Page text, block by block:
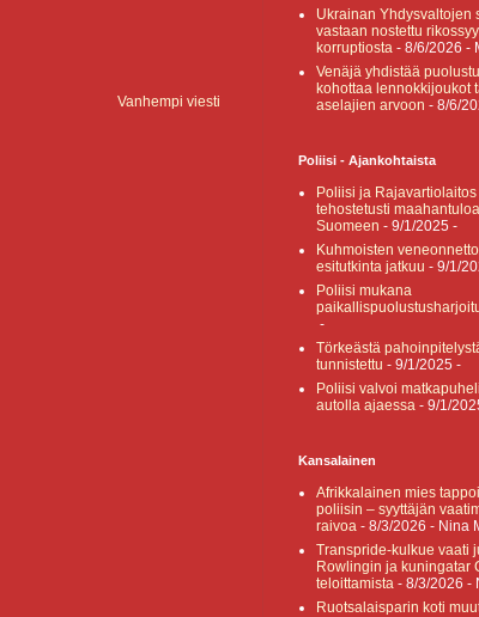
Vanhempi viesti
Ukrainan Yhdysvaltojen
vastaan nostettu
korruptiosta - 8/6/2026 -
Venäjä yhdistää
kohottaa lennokkijoukot
aselajien arvoon - 8/6/
Poliisi - Ajankohtaista
Poliisi ja
tehostetusti maahantuloa
Suomeen - 9/1/2025 -
Kuhmoisten
esitutkinta jatkuu - 9/1/
Poliisi mukana
-
Törkeästä
tunnistettu - 9/1/2025 -
Poliisi valvoi
autolla ajaessa - 9/1/
Kansalainen
Afrikkalainen mies
poliisin – syyttäjän
raivoa - 8/3/2026 - Nina
Transpride-kulkue vaati
Rowlingin ja kuningatar
teloittamista - 8/3/2026 -
Ruotsalaisparin koti